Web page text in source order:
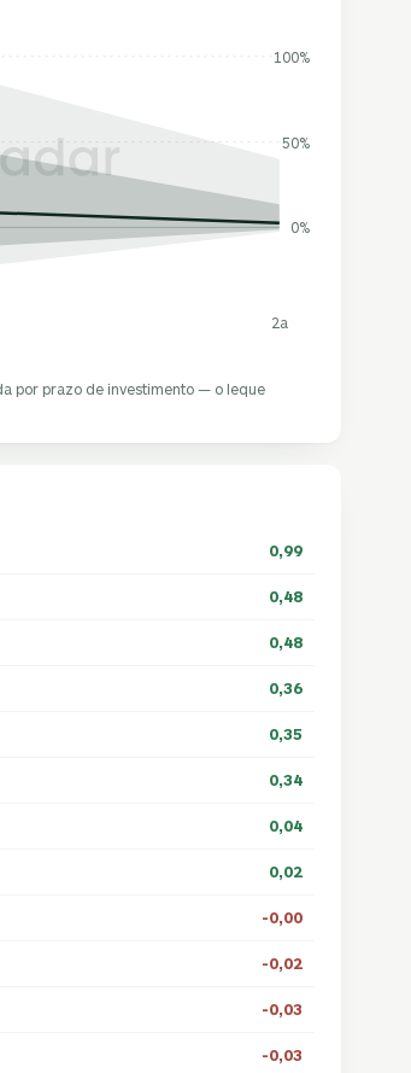
0%
50%
100%
2a
por prazo de investimento — o leque
0,99
0,48
0,48
0,36
0,35
0,34
0,04
0,02
-0,00
-0,02
-0,03
-0,03